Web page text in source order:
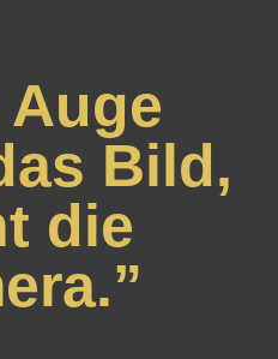
Auge
Bild,
die